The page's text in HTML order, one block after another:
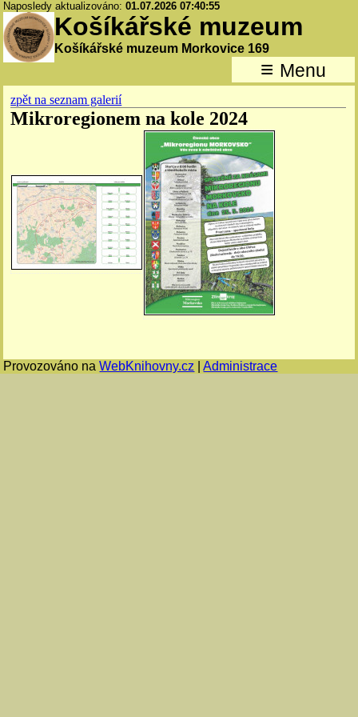
Naposledy aktualizováno:01.07.2026 07:40:55
Košíkářské muzeum
Košíkářské muzeum Morkovice 169
≡ Menu
zpět na seznam galerií
Mikroregionem na kole 2024
Provozováno naWebKnihovny.cz |Administrace